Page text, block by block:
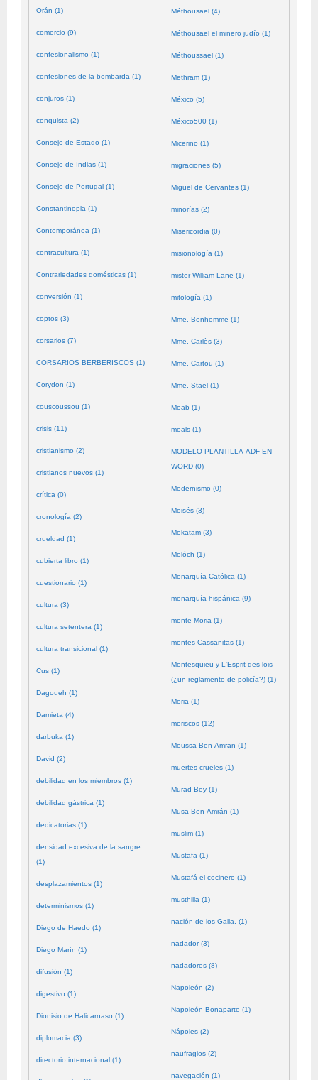
Orán (1)
comercio (9)
confesionalismo (1)
confesiones de la bombarda (1)
conjuros (1)
conquista (2)
Consejo de Estado (1)
Consejo de Indias (1)
Consejo de Portugal (1)
Constantinopla (1)
Contemporánea (1)
contracultura (1)
Contrariedades domésticas (1)
conversión (1)
coptos (3)
corsarios (7)
CORSARIOS BERBERISCOS (1)
Corydon (1)
couscoussou (1)
crisis (11)
cristianismo (2)
cristianos nuevos (1)
crítica (0)
cronología (2)
crueldad (1)
cubierta libro (1)
cuestionario (1)
cultura (3)
cultura setentera (1)
cultura transicional (1)
Cus (1)
Dagoueh (1)
Damieta (4)
darbuka (1)
David (2)
debilidad en los miembros (1)
debilidad gástrica (1)
dedicatorias (1)
densidad excesiva de la sangre
(1)
desplazamientos (1)
determinismos (1)
Diego de Haedo (1)
Diego Marín (1)
difusión (1)
digestivo (1)
Dionisio de Halicarnaso (1)
diplomacia (3)
directorio internacional (1)
Méthousaël (4)
Méthousaël el minero judío (1)
Méthoussaël (1)
Methram (1)
México (5)
México500 (1)
Micerino (1)
migraciones (5)
Miguel de Cervantes (1)
minorías (2)
Misericordia (0)
misionología (1)
mister William Lane (1)
mitología (1)
Mme. Bonhomme (1)
Mme. Carlès (3)
Mme. Cartou (1)
Mme. Staël (1)
Moab (1)
moals (1)
MODELO PLANTILLA ADF EN
WORD (0)
Modernismo (0)
Moisés (3)
Mokatam (3)
Molóch (1)
Monarquía Católica (1)
monarquía hispánica (9)
monte Moria (1)
montes Cassanitas (1)
Montesquieu y L'Esprit des lois
(¿un reglamento de policía?) (1)
Moria (1)
moriscos (12)
Moussa Ben-Amran (1)
muertes crueles (1)
Murad Bey (1)
Musa Ben-Amrán (1)
muslim (1)
Mustafa (1)
Mustafá el cocinero (1)
musthilla (1)
nación de los Galla. (1)
nadador (3)
nadadores (8)
Napoleón (2)
Napoleón Bonaparte (1)
Nápoles (2)
naufragios (2)
navegación (1)